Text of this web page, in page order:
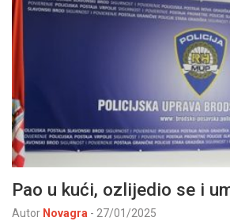
Pao u kući, ozlijedio se i
Autor Novagra - 27/01/2025